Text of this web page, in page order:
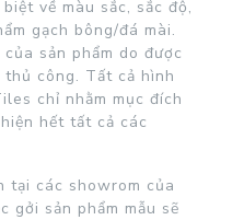
về màu sắc, sắc độ,
gạch bông/đá mài.
sản phẩm do được
công. Tất cả hình
chỉ nhằm mục đích
hết tất cả các
tại các showrom của
gởi sản phẩm mẫu sẽ